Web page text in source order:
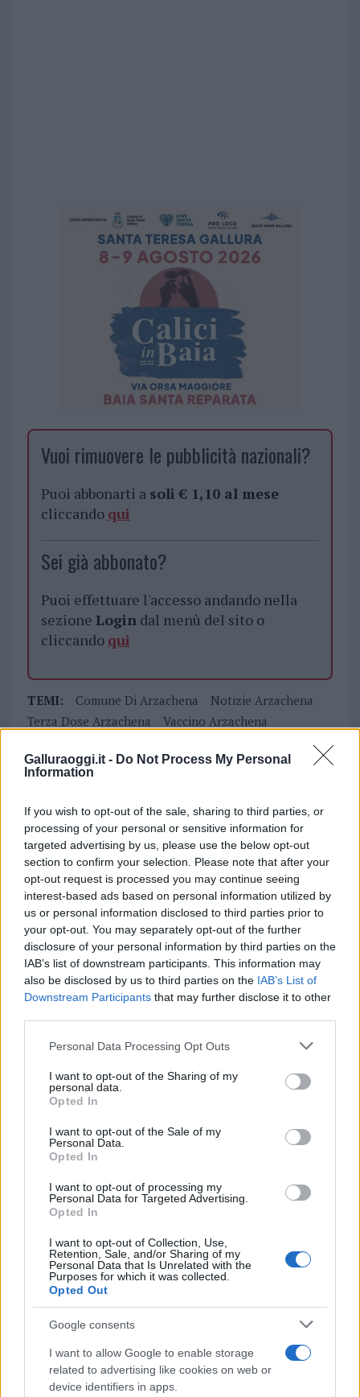
Galluraoggi.it - Do Not Process My Personal
Information
If you wish to opt-out of the sale, sharing to third parties, or
processing of your personal or sensitive information for
targeted advertising by us, please use the below opt-out
section to confirm your selection. Please note that after your
opt-out request is processed you may continue seeing
interest-based ads based on personal information utilized by
us or personal information disclosed to third parties prior to
your opt-out. You may separately opt-out of the further
disclosure of your personal information by third parties on the
IAB’s list of downstream participants. This information may
also be disclosed by us to third parties on the IAB’s List of
Downstream Participants that may further disclose it to other
Please note that this website/app uses one or more Google
not limited to your visit or usage behaviour. You may click to
grant or deny consent to Google and its third-party tags to
use your data for below specified purposes in below Google
consent section.
Personal Data Processing Opt Outs
I want to opt-out of the Sharing of my
personal data.
Opted In
I want to opt-out of the Sale of my
Personal Data.
Opted In
I want to opt-out of processing my
Personal Data for Targeted Advertising.
Opted In
I want to opt-out of Collection, Use,
Retention, Sale, and/or Sharing of my
Personal Data that Is Unrelated with the
Purposes for which it was collected.
Opted Out
Google consents
I want to allow Google to enable storage
related to advertising like cookies on web or
device identifiers in apps.
Vuoi rimuovere le pubblicità nazionali?
Puoi abbonarti a soli € 1,10 al mese
cliccando qui
Sei già abbonato?
Puoi effettuare l'accesso andando nella
sezione Logindal menù del sito o
cliccando qui
TEMI: Comune Di Arzachena
Notizie Arzachena
Terza Dose Arzachena
Vaccino Arzachena
Su WhatsApp al numero +39
345 356 7512
Notizie in tempo reale?
Entra nel canale telegram di
GalluraOggi.it
Ricevi le nostre ultime news
Condividi l'articolo
F
a
ce
b
o
o
k
T
w
it
te
r
Pi
te
re
st
W
at
s
A
p
S
a
re
Articolo precedente
Prossimo articolo
Le previsioni meteo per il weekend a Olbia e in